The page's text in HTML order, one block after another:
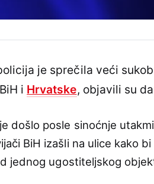
je sprečila veći
i Hrvatske, objavili su
došlo posle sinoćnje
BiH izašli na ulice kako
jednog ugostiteljskog